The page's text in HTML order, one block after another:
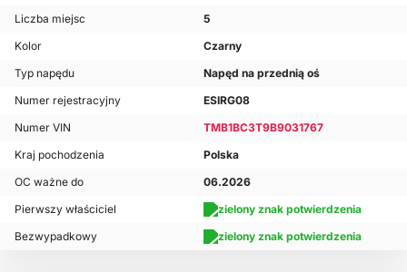
Liczba miejsc
5
Kolor
Czarny
Typ napędu
Napęd na przednią oś
Numer rejestracyjny
ESIRG08
Numer VIN
TMB1BC3T9B9031767
Kraj pochodzenia
Polska
OC ważne do
06.2026
Pierwszy właściciel
Bezwypadkowy